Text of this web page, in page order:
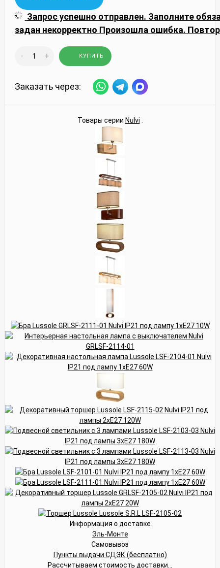
Запрос успешно отправлен. Заполните
задан некорректно Произошла ошибка.
- + КУПИТЬ
Заказать через:
Товары серии Nulvi :
Информация о доставке
Эль-Монте
Самовывоз
Пункты выдачи СДЭК (бесплатно)
Рассчитываем стоимость доставки...